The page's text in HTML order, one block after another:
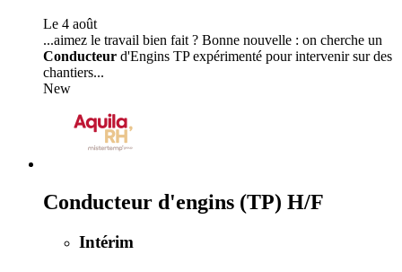
Le 4 août
...aimez le travail bien fait ? Bonne nouvelle : on cherche un
Conducteur d'Engins TP expérimenté pour intervenir sur des
chantiers...
New
Conducteur d'engins (TP) H/F
Intérim